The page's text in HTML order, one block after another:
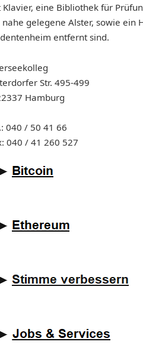
Klavier, eine Bibliothek für
nahe gelegene Alster, sowie ein
entfernt sind.
Str. 495-499
Hamburg
040 / 50 41 66
040 / 41 260 527